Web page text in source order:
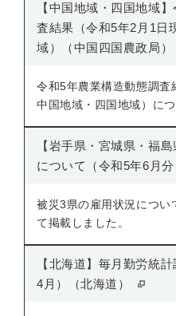
【中国地域・四国地域
査結果（令和5年2月1日
域）（中国四国農政局）
令和5年農業構造動態調
中国地域・四国地域）に
【岩手県・宮城県・福
について（令和5年6月
被災3県の雇用状況につい
て掲載しました。
【北海道】毎月勤労統
4月）（北海道）